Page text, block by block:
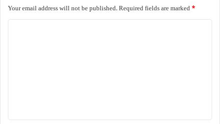
Your email address will not be published.Required fields are marked *